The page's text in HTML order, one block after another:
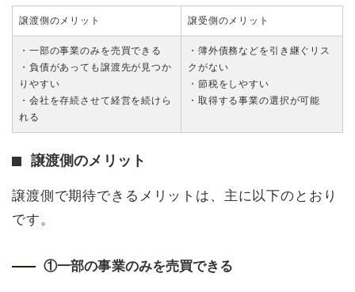
譲渡側のメリット 譲受側のメリット
・一部の事業のみを売買できる
・負債があっても譲渡先が見つか
りやすい
・会社を存続させて経営を続けら
れる
・簿外債務などを引き継ぐリス
クがない
・節税をしやすい
・取得する事業の選択が可能
譲渡側のメリット
譲渡側で期待できるメリットは、主に以下のとおり
です。
①一部の事業のみを売買できる